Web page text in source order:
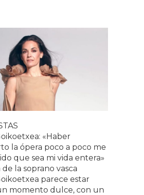
«Haber
la ópera poco a poco me
que sea mi vida entera»
de la soprano vasca
parece estar
momento dulce, con un